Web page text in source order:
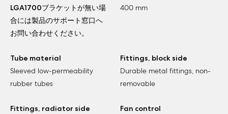
LGA1700ブラケットが無い場
合には製品のサポート窓口へ
お問い合わせください。
400 mm
Tube material
Sleeved low-permeability
rubber tubes
Fittings, block side
Durable metal fittings, non-
removable
Fittings, radiator side
Fan control